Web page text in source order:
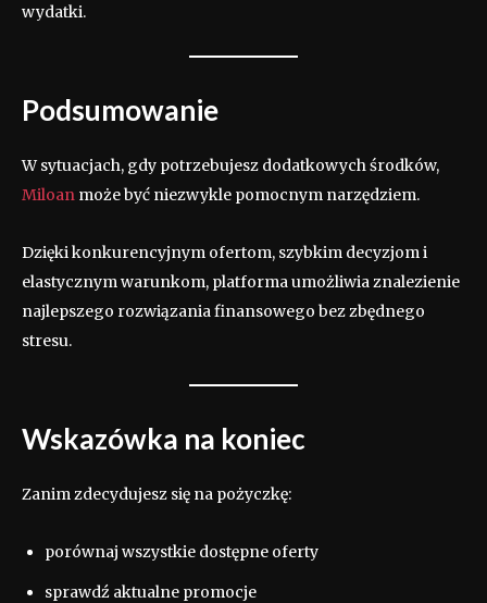
wydatki.
Podsumowanie
W sytuacjach, gdy potrzebujesz dodatkowych środków,
Miloan może być niezwykle pomocnym narzędziem.
Dzięki konkurencyjnym ofertom, szybkim decyzjom i
elastycznym warunkom, platforma umożliwia znalezienie
najlepszego rozwiązania finansowego bez zbędnego
stresu.
Wskazówka na koniec
Zanim zdecydujesz się na pożyczkę:
porównaj wszystkie dostępne oferty
sprawdź aktualne promocje